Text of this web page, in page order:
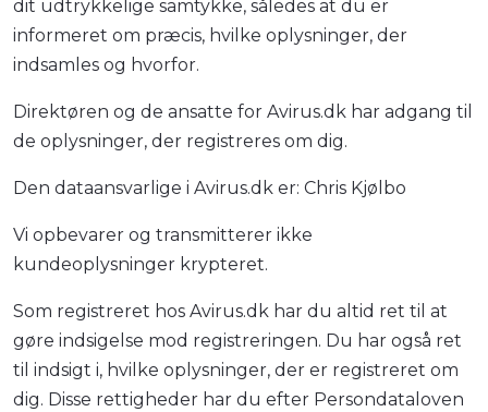
dit udtrykkelige samtykke, således at du er
informeret om præcis, hvilke oplysninger, der
indsamles og hvorfor.
Direktøren og de ansatte for Avirus.dk har adgang til
de oplysninger, der registreres om dig.
Den dataansvarlige i Avirus.dk er: Chris Kjølbo
Vi opbevarer og transmitterer ikke
kundeoplysninger krypteret.
Som registreret hos Avirus.dk har du altid ret til at
gøre indsigelse mod registreringen. Du har også ret
til indsigt i, hvilke oplysninger, der er registreret om
dig. Disse rettigheder har du efter Persondataloven